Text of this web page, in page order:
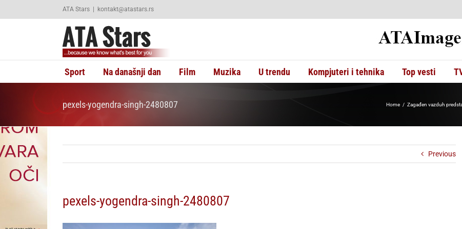
ATA Stars | kontakt@atastars.rs
Sport Na današnji dan Film Muzika U trendu Kompjuteri i tehnika Top vesti
pexels-yogendra-singh-2480807 Home Zagađen vazduh
Previous
pexels-yogendra-singh-2480807